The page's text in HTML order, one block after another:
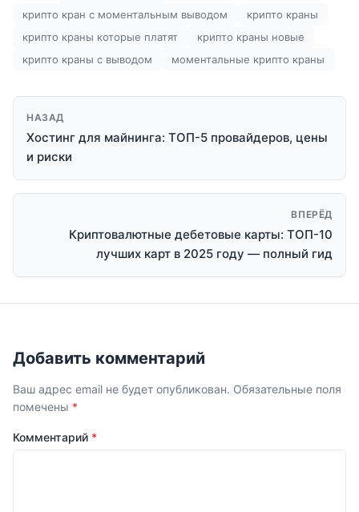
крипто кран с моментальным выводом
крипто краны
крипто краны которые платят
крипто краны новые
крипто краны с выводом
моментальные крипто краны
НАЗАД
Хостинг для майнинга: ТОП-5 провайдеров, цены
и риски
ВПЕРЁД
Криптовалютные дебетовые карты: ТОП-10
лучших карт в 2025 году — полный гид
Добавить комментарий
Ваш адрес email не будет опубликован. Обязательные поля
помечены *
Комментарий *